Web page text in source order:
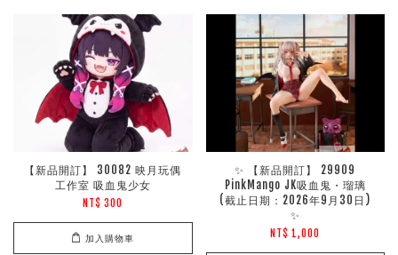
【新品開訂】 30082 映月玩偶
工作室 吸血鬼少女
NT$ 300
加入購物車
✨ 【新品開訂】 29909
PinkMango JK吸血鬼・瑠璃
(截止日期：2026年9月30日)
✨
NT$ 1,000